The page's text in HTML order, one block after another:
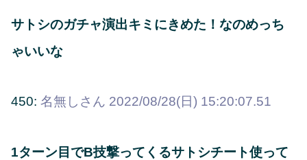
サトシのガチャ演出キミにきめた！なのめっち
ゃいいな
450: 名無しさん 2022/08/28(日) 15:20:07.51
1ターン目でB技撃ってくるサトシチート使って